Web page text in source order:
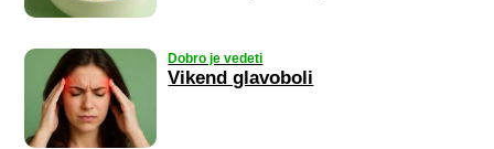
Dobro je vedeti
Vikend glavoboli